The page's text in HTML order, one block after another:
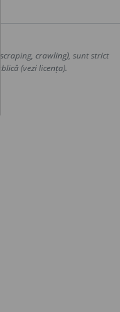
crawling), sunt strict
(vezi licența).